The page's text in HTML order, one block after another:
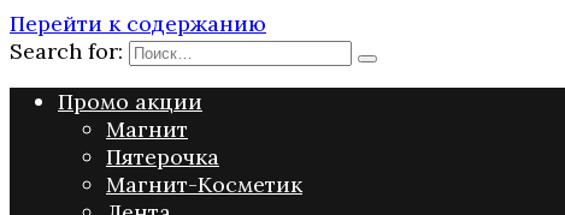
Перейти к содержанию
Search for:
Промо акции
Магнит
Пятерочка
Магнит-Косметик